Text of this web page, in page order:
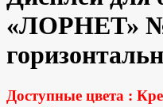
«ЛОРНЕТ»
Доступные цвета :